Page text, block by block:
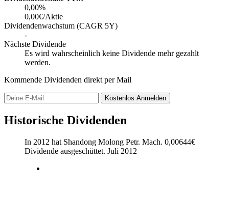
0,00%
0,00€/Aktie
Dividendenwachstum (CAGR 5Y)
-
Nächste Dividende
Es wird wahrscheinlich keine Dividende mehr gezahlt
werden.
Kommende Dividenden direkt per Mail
Kostenlos Anmelden
Historische Dividenden
In 2012 hat Shandong Molong Petr. Mach. 0,00644€
Dividende ausgeschüttet. Juli 2012